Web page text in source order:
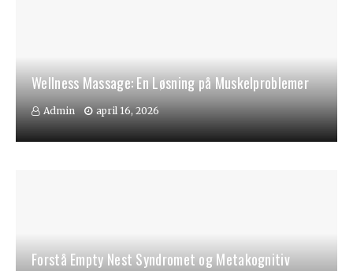
Wellness Massage: En Løsning på Muskelproblemer
Admin april 16, 2026
Forstå Empty Nest Syndromet og Metakognitiv